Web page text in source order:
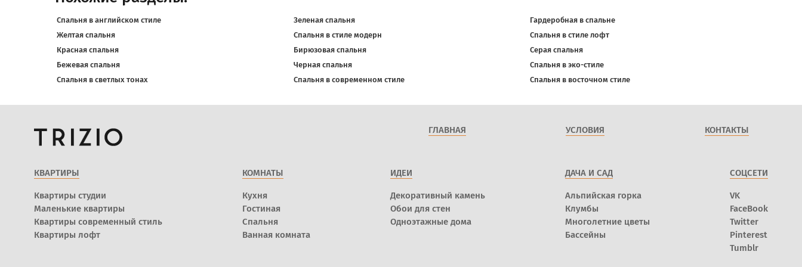
Спальня в английском стиле Зеленая спальня
Гардеробная в спальне
Желтая спальня
Спальня в стиле модерн
Спальня в стиле лофт
Красная спальня
Бирюзовая спальня
Серая спальня
Бежевая спальня
Черная спальня
Спальня в эко-стиле
Спальня в светлых тонах
Спальня в современном стиле Спальня в восточном стиле
ГЛАВНАЯ УСЛОВИЯ КОНТАКТЫ
КВАРТИРЫ
Квартиры студии
Маленькие квартиры
Квартиры современный стиль
Квартиры лофт
КОМНАТЫ
Кухня
Гостиная
Спальня
Ванная комната
ИДЕИ
Декоративный камень
Обои для стен
Одноэтажные дома
ДАЧА И САД
Альпийская горка
Клумбы
Многолетние цветы
Бассейны
СОЦСЕТИ
VK
FaceBook
Twitter
Pinterest
Tumblr